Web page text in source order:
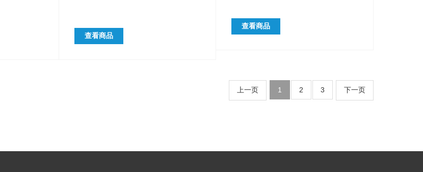
查看商品
查看商品
上一页 1 2 3 下一页